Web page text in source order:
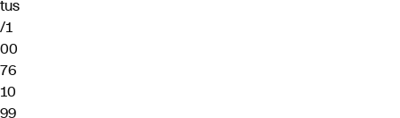
tus
/1
00
76
10
99